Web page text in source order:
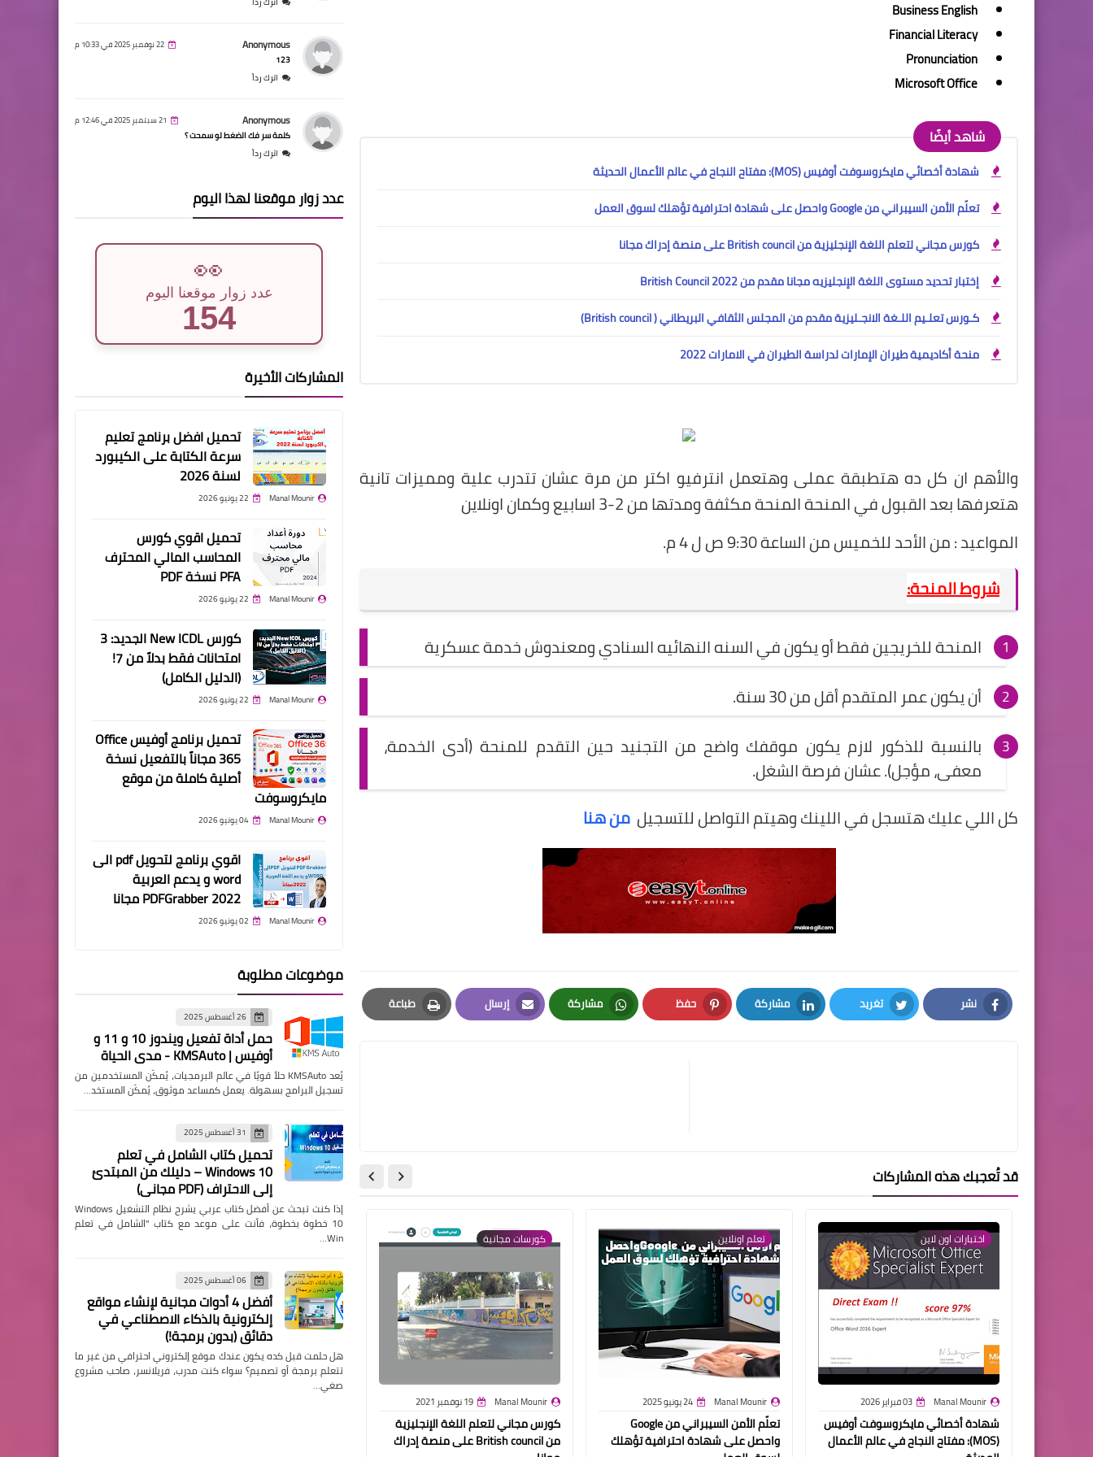
Business English
Financial Literacy
Pronunciation
Microsoft Office
شاهد أيضًا
شهادة أخصائي مايكروسوفت أوفيس (MOS): مفتاح النجاح في عالم الأعمال الحديثة
تعلّم الأمن السيبراني من Google واحصل على شهادة احترافية تؤهلك لسوق العمل
كورس مجاني لتعلم اللغة الإنجليزية من British council على منصة إدراك مجانا
إختبار تحديد مستوى اللغة الإنجليزيه مجانا مقدم من British Council 2022
كـورس تعلـيم اللـغة الانجـليزية مقدم من المجلس الثقافي البريطاني ( British council)
منحة أكاديمية طيران الإمارات لدراسة الطيران في الامارات 2022
والأهم ان كل ده هتطبقة عملي وهتعمل انترفيو اكتر من مرة عشان تتدرب علية ومميزات تانية
هتعرفها بعد القبول في المنحة المنحة مكثفة ومدتها من 2-3 اسابيع وكمان اونلاين
المواعيد : من الأحد للخميس من الساعة 9:30 ص ل 4 م.
شروط المنحة:
المنحة للخريجين فقط أو يكون في السنه النهائيه السنادي ومعندوش خدمة عسكرية
أن يكون عمر المتقدم أقل من 30 سنة.
بالنسبة للذكور لازم يكون موقفك واضح من التجنيد حين التقدم للمنحة (أدى الخدمة،
معفى، مؤجل). عشان فرصة الشغل.
كل اللي عليك هتسجل في اللينك وهيتم التواصل للتسجيل من هنا
نشر
Facebook
تغريد
Twitter
مشاركة
LinkedIn
حفظ
Pinterest
مشاركة
Whatsapp
إرسال
Email
طباعة
Print
قد تُعجبك هذه المشاركات
اختبارات اون لاين
Manal Mounir 03 فبراير 2026
شهادة أخصائي مايكروسوفت أوفيس
(MOS): مفتاح النجاح في عالم الأعمال
تعلم اونلاين
Manal Mounir 24 يونيو 2025
تعلّم الأمن السيبراني من Google
واحصل على شهادة احترافية تؤهلك
كورسات مجانية
Manal Mounir 19 نوفمبر 2021
كورس مجاني لتعلم اللغة الإنجليزية
من British council على منصة إدراك
كورسات مجانية
Anonymous 22 نوفمبر 2025 في 10:33 م
123
اترك رداً
Anonymous 21 سبتمبر 2025 في 12:46 م
كلمة سر فك الضغط لو سمحت ؟
اترك رداً
عدد زوار موقعنا لهذا اليوم
👀
عدد زوار موقعنا اليوم
154
المشاركات الأخيرة
تحميل افضل برنامج تعليم
سرعة الكتابة على الكيبورد
لسنة 2026
Manal Mounir 22 يونيو 2026
تحميل اقوي كورس
المحاسب المالي المحترف
PFA نسخة PDF
Manal Mounir 22 يونيو 2026
كورس New ICDL الجديد: 3
امتحانات فقط بدلاً من 7!
(الدليل الكامل)
Manal Mounir 22 يونيو 2026
تحميل برنامج أوفيس Office
365 مجاناً بالتفعيل نسخة
أصلية كاملة من موقع
مايكروسوفت
Manal Mounir 04 يونيو 2026
اقوي برنامج لتحويل pdf الى
word و يدعم العربية
PDFGrabber 2022 مجانا
Manal Mounir 02 يونيو 2026
موضوعات مطلوبة
26 أغسطس 2025
حمل أداة تفعيل ويندوز 10 و 11 و
أوفيس | KMSAuto - مدي الحياة
يُعد KMSAuto حلاً قويًا في عالم البرمجيات، يُمكّن المستخدمين من
تسجيل البرامج بسهولة. يعمل كمساعد موثوق، يُمكّن المستخد…
31 أغسطس 2025
تحميل كتاب الشامل في تعلم
Windows 10 – دليلك من المبتدئ
إلى الاحتراف (PDF مجاني)
إذا كنت تبحث عن أفضل كتاب عربي يشرح نظام التشغيل Windows
10 خطوة بخطوة، فأنت على موعد مع كتاب "الشامل في تعلم
Win…
06 أغسطس 2025
أفضل 4 أدوات مجانية لإنشاء مواقع
إلكترونية بالذكاء الاصطناعي في
دقائق (بدون برمجة!)
هل حلمت قبل كده يكون عندك موقع إلكتروني احترافي من غير ما
تتعلم برمجة أو تصميم؟ سواء كنت مدرب، فريلانسر، صاحب مشروع
صغي…